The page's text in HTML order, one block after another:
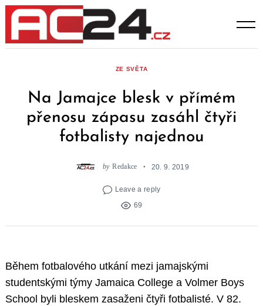
Skip
content
ZE SVĚTA
Na Jamajce blesk v přímém
přenosu zápasu zasáhl čtyři
fotbalisty najednou
by Redakce 20. 9. 2019
Leave a reply
69
Během fotbalového utkání mezi jamajskými
studentskými týmy Jamaica College a Volmer Boys
School byli bleskem zasaženi čtyři fotbalisté. V 82.